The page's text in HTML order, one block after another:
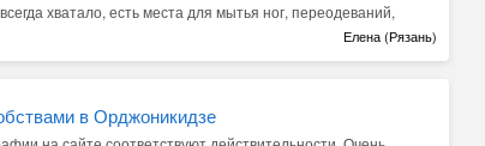
хватало, есть места для мытья ног, переодеваний,
хозяйка, адекватно реагирующая и
5 звезд только из-за номера - он подвел. При бронировании
форс-мажор (хотя мы видели, что в этом номере
делать, так как за два дня отпуск не поменяешь, мы
Елена (Рязань)
в Орджоникидзе